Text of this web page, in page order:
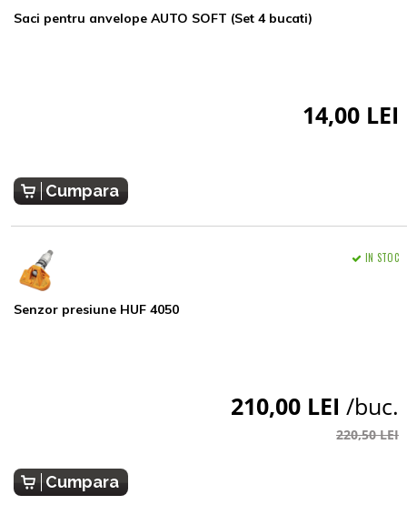
Saci pentru anvelope AUTO SOFT (Set 4 bucati)
14,00 LEI
Cumpara
Senzor presiune HUF 4050
IN STOC
210,00 LEI /buc.
220,50 LEI
Cumpara